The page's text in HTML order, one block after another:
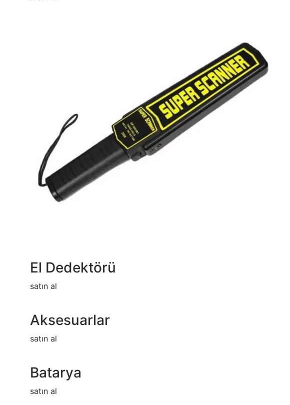
El Dedektörü
satın al
Aksesuarlar
satın al
Batarya
satın al